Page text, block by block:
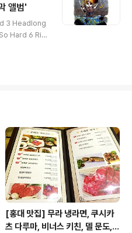
F5utpz
앨범'
3 Headlong
Hard 6 Rid
The Hitma
화이트퀸]
US 30위 기
[홍대 맛집] 무라 냉라면, 쿠시카
츠 다루마, 비너스 키친, 델 문도,